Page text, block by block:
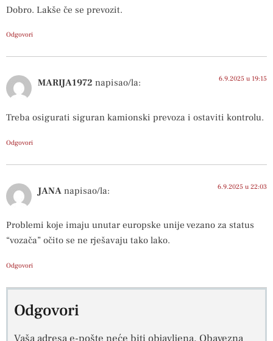
Dobro. Lakše če se prevozit.
Odgovori
MARIJA1972 napisao/la: 6.9.2025 u 19:15
Treba osigurati siguran kamionski prevoza i ostaviti kontrolu.
Odgovori
JANA napisao/la: 6.9.2025 u 22:03
Problemi koje imaju unutar europske unije vezano za status
“vozača” očito se ne rješavaju tako lako.
Odgovori
Odgovori